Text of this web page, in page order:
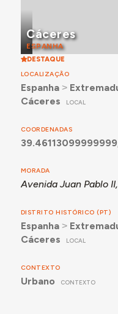
Cáceres
ESPANHA
DESTAQUE
LOCALIZAÇÃO
Espanha˃
Cáceres
LOCAL
COORDENADAS
MORADA
Avenida Juan Pablo
DISTRITO HISTÓRICO (PT)
Espanha˃
Cáceres
LOCAL
CONTEXTO
Urbano CONTEXTO